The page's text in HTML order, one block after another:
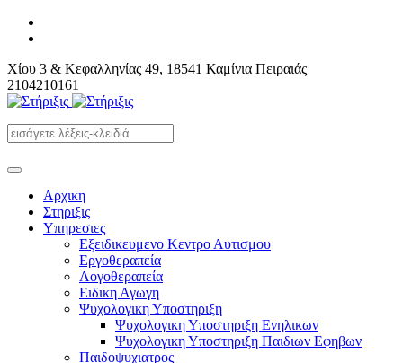
Χίου 3 & Κεφαλληνίας 49, 18541 Καμίνια Πειραιάς
2104210161
Αρχικη
Στηριξις
Υπηρεσιες
Εξειδικευμενο Κεντρο Αυτισμου
Εργοθεραπεία
Λογοθεραπεία
Ειδικη Αγωγη
Ψυχολογικη Υποστηριξη
Ψυχολογικη Υποστηριξη Ενηλικων
Ψυχολογικη Υποστηριξη Παιδιων Εφηβων
Παιδοψυχιατρος